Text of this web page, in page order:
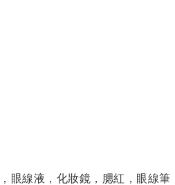
眼線液，化妝鏡，腮紅，眼線筆